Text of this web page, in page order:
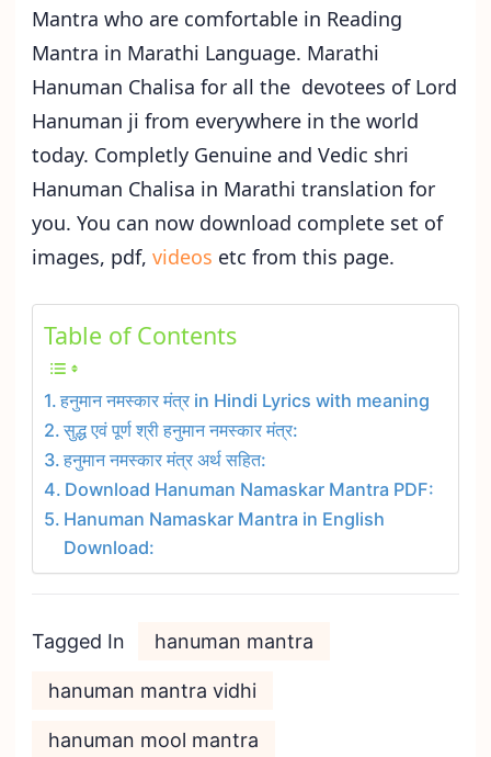
Mantra who are comfortable in Reading
Mantra in Marathi Language. Marathi
Hanuman Chalisa for all the devotees of Lord
Hanuman ji from everywhere in the world
today. Completly Genuine and Vedic shri
Hanuman Chalisa in Marathi translation for
you. You can now download complete set of
images, pdf, videos etc from this page.
Table of Contents
हनुमान नमस्कार मंत्र in Hindi Lyrics with meaning
सुद्ध एवं पूर्ण श्री हनुमान नमस्कार मंत्र:
हनुमान नमस्कार मंत्र अर्थ सहित:
Download Hanuman Namaskar Mantra PDF:
Hanuman Namaskar Mantra in English
Download:
Tagged In hanuman mantra
hanuman mantra vidhi
hanuman mool mantra